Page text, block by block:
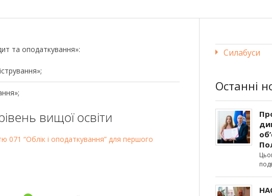
та оподаткування»:
вищої освіти
071 “Облік і оподаткування” для першого
Силабуси
Останні